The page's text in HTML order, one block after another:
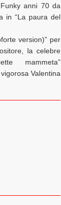
anni 70 da
in “La paura del
version)” per
la celebre
mammeta”
Valentina